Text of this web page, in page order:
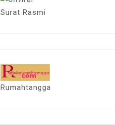
Surat Rasmi
Rumahtangga